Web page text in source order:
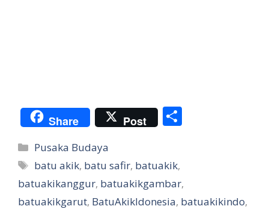
Share Post
Categories
Pusaka Budaya
Tags
batu akik, batu safir, batuakik,
batuakikanggur, batuakikgambar,
batuakikgarut, BatuAkikIdonesia, batuakikindo,